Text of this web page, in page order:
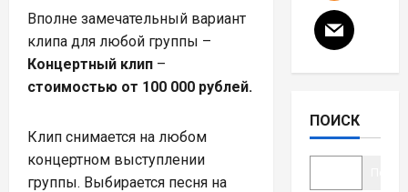
Вполне замечательный вариант
клипа для любой группы –
Концертный клип –
стоимостью от 100 000 рублей.
Клип снимается на любом
концертном выступлении
группы. Выбирается песня на
ПОИСК